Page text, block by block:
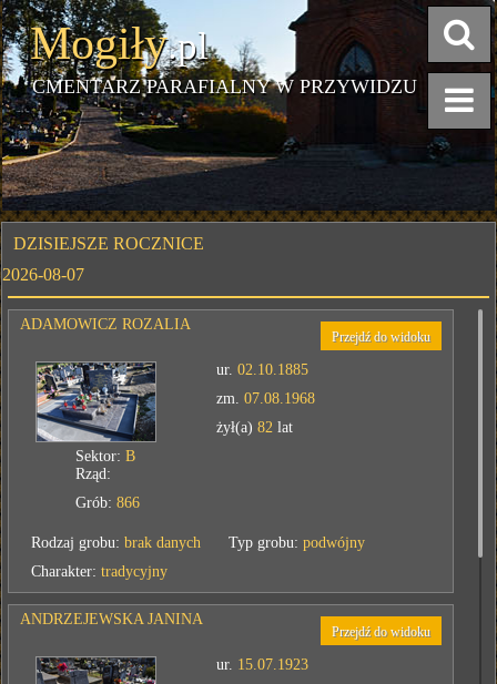
Mogiły.pl
CMENTARZ PARAFIALNY W PRZYWIDZU
DZISIEJSZE ROCZNICE
2026-08-07
ADAMOWICZ ROZALIA
Przejdź do widoku
ur.02.10.1885
zm.07.08.1968
żył(a)82 lat
Sektor:B
Rząd:
Grób:866
Rodzaj grobu:brak danych Typ grobu:podwójny
Charakter:tradycyjny
ANDRZEJEWSKA JANINA
Przejdź do widoku
ur. 15.07.1923